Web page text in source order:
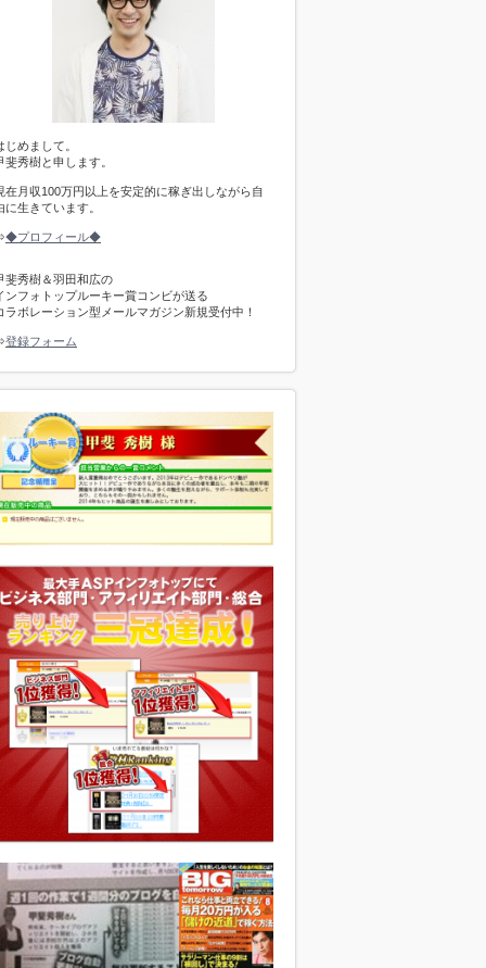
じめまして。
斐秀樹と申します。
在月収100万円以上を安定的に稼ぎ出しながら自
に生きています。
◆プロフィール◆
斐秀樹＆羽田和広の
ンフォトップルーキー賞コンビが送る
ラボレーション型メールマガジン新規受付中！
登録フォーム